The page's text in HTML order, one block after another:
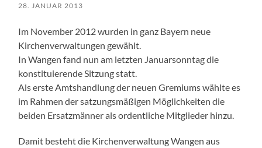
28. JANUAR 2013
Im November 2012 wurden in ganz Bayern neue
Kirchenverwaltungen gewählt.
In Wangen fand nun am letzten Januarsonntag die
konstituierende Sitzung statt.
Als erste Amtshandlung der neuen Gremiums wählte es
im Rahmen der satzungsmäßigen Möglichkeiten die
beiden Ersatzmänner als ordentliche Mitglieder hinzu.
Damit besteht die Kirchenverwaltung Wangen aus